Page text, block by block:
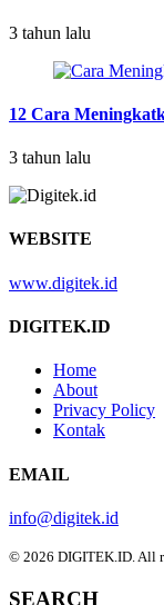
3 tahun lalu
12 Cara
3 tahun lalu
WEBSITE
www.digitek.id
DIGITEK.ID
Home
About
Privacy Policy
Kontak
EMAIL
info@digitek.id
© 2026 DIGITEK.ID. All
SEARCH